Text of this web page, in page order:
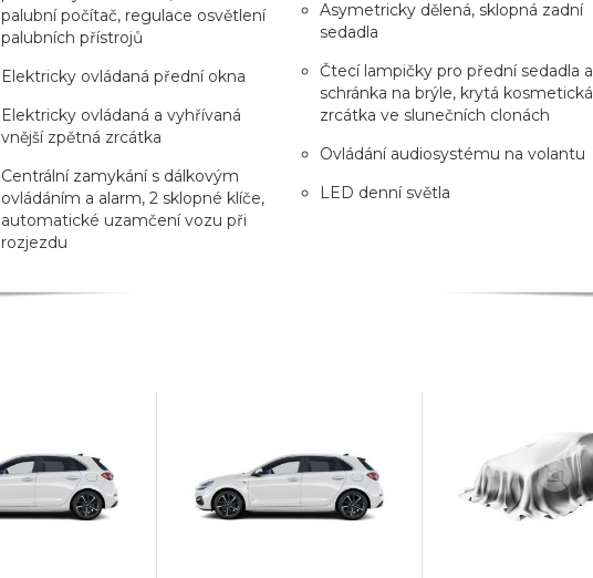
palubní počítač, regulace osvětlení
palubních přístrojů
Elektricky ovládaná přední okna
Elektricky ovládaná a vyhřívaná
vnější zpětná zrcátka
Centrální zamykání s dálkovým
ovládáním a alarm, 2 sklopné klíče,
automatické uzamčení vozu při
rozjezdu
Asymetricky dělená, sklopná zadní
sedadla
Čtecí lampičky pro přední sedadla a
schránka na brýle, krytá kosmetická
zrcátka ve slunečních clonách
Ovládání audiosystému na volantu
LED denní světla